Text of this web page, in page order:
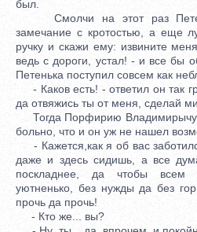
был.
Смолчи на этот раз
замечание с кротостью, а еще
ручку и скажи ему: извините
ведь с дороги, устал! - и все бы
Петенька поступил совсем как
- Каков есть! - ответил он так
да отвяжись ты от меня, сделай
Тогда Порфирию Владимирычу
больно, что и он уж не нашел
- Кажется,как я об вас
даже и здесь сидишь, а все
поскладнее, да чтобы всем
уютненько, без нужды да без
прочь да прочь!
- Кто же... вы?